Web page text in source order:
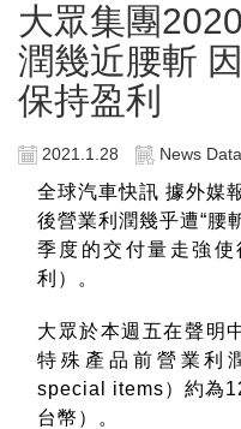
大眾集團
潤幾近腰斬
保持盈利
2021.1.28 News Data
全球汽車快訊 據外媒
後營業利潤幾乎遭“腰
季度的交付量走強
利）。
大眾於本週五在聲明
特殊產品前營業利
special items）約為
台幣）。